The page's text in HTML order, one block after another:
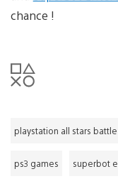
chance !
playstation all stars
ps3 games superbot